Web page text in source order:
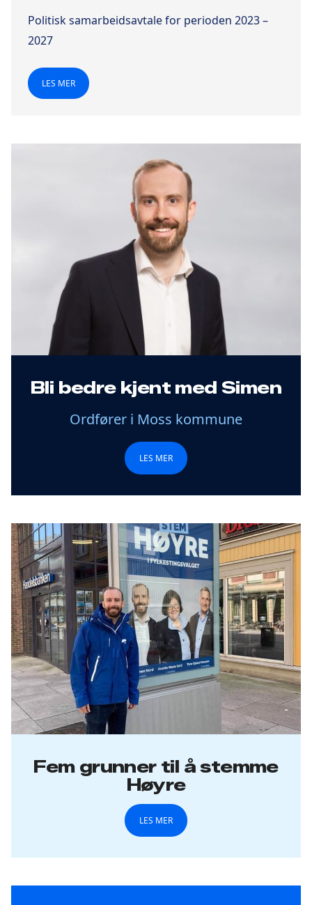
Politisk samarbeidsavtale for perioden 2023 –
2027
LES MER
Bli bedre kjent med Simen
Ordfører i Moss kommune
LES MER
Fem grunner til å stemme
Høyre
LES MER